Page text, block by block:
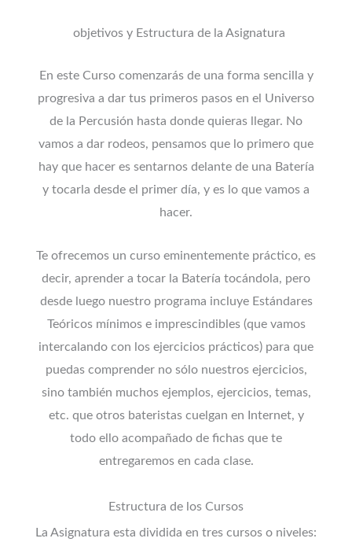
objetivos y Estructura de la Asignatura
En este Curso comenzarás de una forma sencilla y
progresiva a dar tus primeros pasos en el Universo
de la Percusión hasta donde quieras llegar. No
vamos a dar rodeos, pensamos que lo primero que
hay que hacer es sentarnos delante de una Batería
y tocarla desde el primer día, y es lo que vamos a
hacer.
Te ofrecemos un curso eminentemente práctico, es
decir, aprender a tocar la Batería tocándola, pero
desde luego nuestro programa incluye Estándares
Teóricos mínimos e imprescindibles (que vamos
intercalando con los ejercicios prácticos) para que
puedas comprender no sólo nuestros ejercicios,
sino también muchos ejemplos, ejercicios, temas,
etc. que otros bateristas cuelgan en Internet, y
todo ello acompañado de fichas que te
entregaremos en cada clase.
Estructura de los Cursos
La Asignatura esta dividida en tres cursos o niveles: